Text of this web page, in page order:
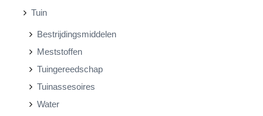
Tuin
Bestrijdingsmiddelen
Meststoffen
Tuingereedschap
Tuinassesoires
Water